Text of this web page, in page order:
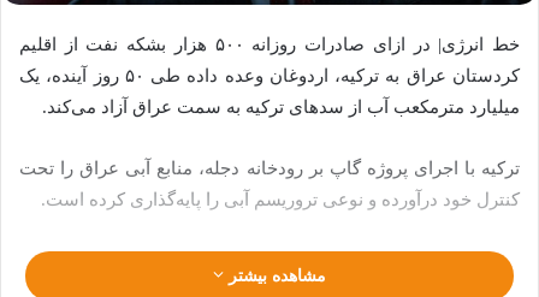
خط انرژی| در ازای صادرات روزانه ۵۰۰ هزار بشکه نفت از اقلیم
کردستان عراق به ترکیه، اردوغان وعده داده طی ۵۰ روز آینده، یک
میلیارد مترمکعب آب از سدهای ترکیه به سمت عراق آزاد می‌کند.
ترکیه با اجرای پروژه گاپ بر رودخانه دجله، منابع آبی عراق را تحت
کنترل خود درآورده و نوعی تروریسم آبی را پایه‌گذاری کرده است.
مشاهده بیشتر